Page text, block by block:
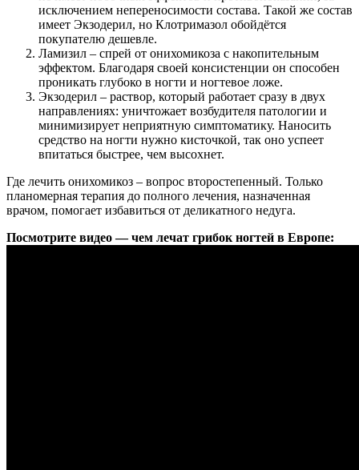
исключением непереносимости состава. Такой же состав
имеет Экзодерил, но Клотримазол обойдётся
покупателю дешевле.
Ламизил – спрей от онихомикоза с накопительным
эффектом. Благодаря своей консистенции он способен
проникать глубоко в ногти и ногтевое ложе.
Экзодерил – раствор, который работает сразу в двух
направлениях: уничтожает возбудителя патологии и
минимизирует неприятную симптоматику. Наносить
средство на ногти нужно кисточкой, так оно успеет
впитаться быстрее, чем высохнет.
Где лечить онихомикоз – вопрос второстепенный. Только
планомерная терапия до полного лечения, назначенная
врачом, помогает избавиться от деликатного недуга.
Посмотрите видео — чем лечат грибок ногтей в Европе: